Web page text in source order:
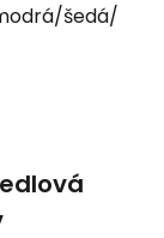
šedá/